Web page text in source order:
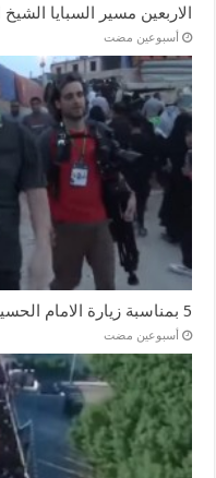
الاربعين مسير السبايا
‏أسبوعين مضت
5 بمناسبة زيارة الامام الحسين عليه السلام زيارة الاربعين فيديو
‏أسبوعين مضت